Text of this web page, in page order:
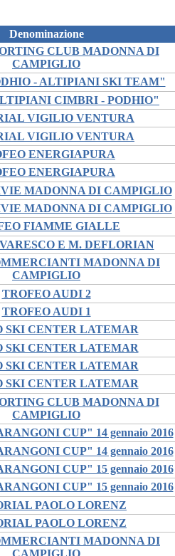
Denominazione
CLUB MADONNA DI
CAMPIGLIO
- ALTIPIANI SKI TEAM"
CIMBRI - PODHIO"
VIGILIO VENTURA
VIGILIO VENTURA
ENERGIAPURA
ENERGIAPURA
MADONNA DI CAMPIGLIO
MADONNA DI CAMPIGLIO
FIAMME GIALLE
E M. DEFLORIAN
MADONNA DI
CAMPIGLIO
TROFEO AUDI 2
TROFEO AUDI 1
SKI CENTER LATEMAR
SKI CENTER LATEMAR
SKI CENTER LATEMAR
SKI CENTER LATEMAR
CLUB MADONNA DI
CAMPIGLIO
CUP" 14 gennaio 2016
CUP" 14 gennaio 2016
CUP" 15 gennaio 2016
CUP" 15 gennaio 2016
PAOLO LORENZ
PAOLO LORENZ
MADONNA DI